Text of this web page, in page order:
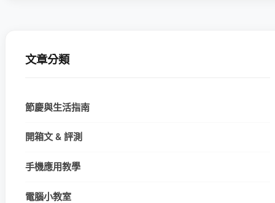
文章分類
節慶與生活指南
開箱文 & 評測
手機應用教學
電腦小教室